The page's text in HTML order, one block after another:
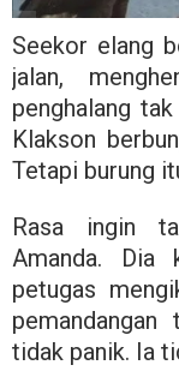
Seekor elang
jalan,
penghalang
Klakson
Tetapi burung
Rasa ingin
Amanda. Dia
petugas
tidak panik. Ia